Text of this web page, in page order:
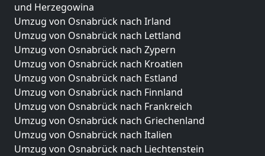
und Herzegowina
Umzug von Osnabrück nach Irland
Umzug von Osnabrück nach Lettland
Umzug von Osnabrück nach Zypern
Umzug von Osnabrück nach Kroatien
Umzug von Osnabrück nach Estland
Umzug von Osnabrück nach Finnland
Umzug von Osnabrück nach Frankreich
Umzug von Osnabrück nach Griechenland
Umzug von Osnabrück nach Italien
Umzug von Osnabrück nach Liechtenstein